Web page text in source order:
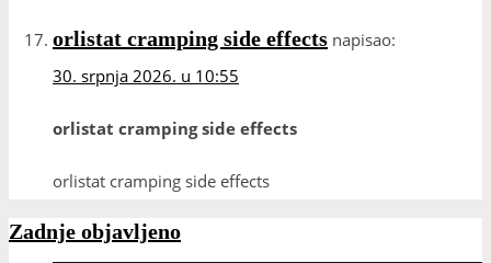
orlistat cramping side effects napisao:
30. srpnja 2026. u 10:55
orlistat cramping side effects
orlistat cramping side effects
Zadnje objavljeno